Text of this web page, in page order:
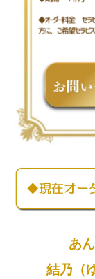
あ
結乃（